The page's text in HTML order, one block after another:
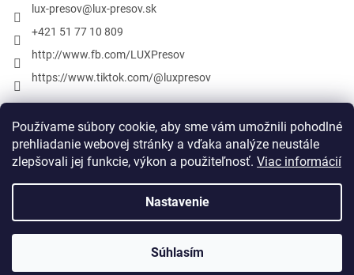
Používame súbory cookie, aby sme vám umožnili pohodlné
prehliadanie webovej stránky a vďaka analýze neustále
zlepšovali jej funkcie, výkon a použiteľnosť. Viac informácií
Nastavenie
Súhlasím
lux-presov@ lux-presov.sk
+421 51 77 10 809
http://www.fb.com/LUXPresov
https://www.tiktok.com/@luxpresov
Vytvoril Shoptet
lux-presov.sk. Všetky práva vyhradené.